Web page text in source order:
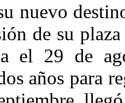
nuevo
de su
el 29 de
años para